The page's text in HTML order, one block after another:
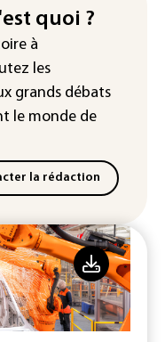
pour deux
et
quoi ?
à
les
grands débats
le monde de
la rédaction